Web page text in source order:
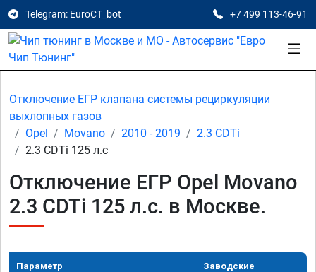
Telegram: EuroCT_bot +7 499 113-46-91
Отключение ЕГР клапана системы рециркуляции
выхлопных газов
Opel
Movano 2010 - 2019
2.3 CDTi
2.3 CDTi 125 л.с
Отключение ЕГР Opel Movano
2.3 CDTi 125 л.с. в Москве.
Параметр Заводские